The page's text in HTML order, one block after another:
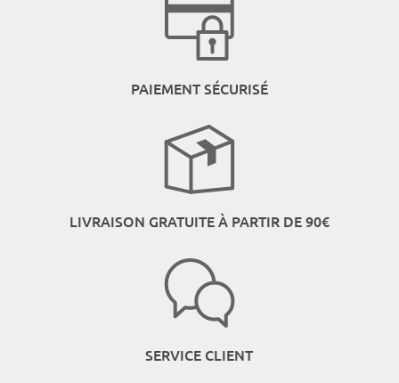
PAIEMENT SÉCURISÉ
LIVRAISON GRATUITE À PARTIR DE 90€
SERVICE CLIENT